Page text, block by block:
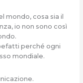
mondo, cosa sia il
io non sono così
perché ogni
mondiale.